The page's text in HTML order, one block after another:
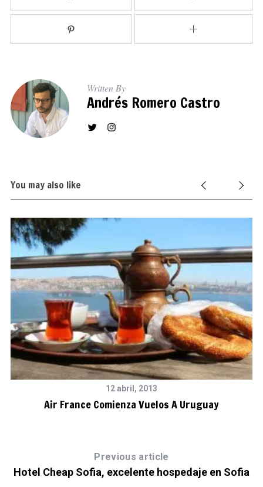
Written By
Andrés Romero Castro
You may also like
12 abril, 2013
Air France Comienza Vuelos A Uruguay
Previous article
Hotel Cheap Sofia, excelente hospedaje en Sofia